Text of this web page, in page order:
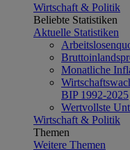
Wirtschaft & Politik
Beliebte Statistiken
Aktuelle Statistiken
Monatliche
BIP 1992-2025
Wertvollste
Wirtschaft & Politik
Themen
Weitere Themen